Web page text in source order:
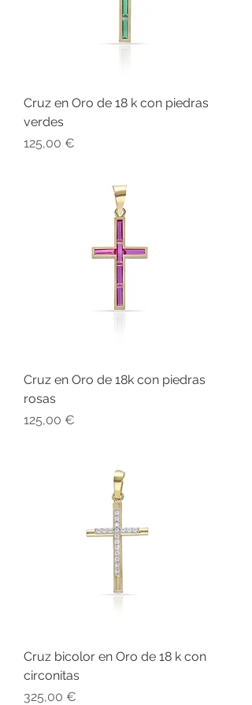
Cruz en Oro de 18 k con piedras
verdes
Precio
125,00 €
Cruz en Oro de 18k con piedras
rosas
Precio
125,00 €
Cruz bicolor en Oro de 18 k con
circonitas
Precio
325,00 €